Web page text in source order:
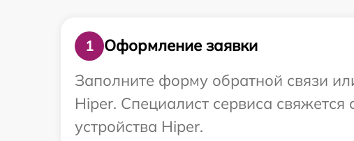
1
Оформление заявки
Заполните форму обратной связи
Hiper. Специалист сервиса
устройства Hiper.